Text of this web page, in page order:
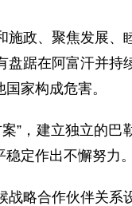
政、聚焦发展、
踞在阿富汗并持
家构成危害。
”，建立独立的巴
定作出不懈努力。
略合作伙伴关系